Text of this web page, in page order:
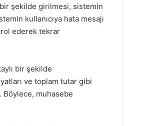
şekilde girilmesi, sistemin
kullanıcıya hata mesajı
ederek tekrar
bir şekilde
ve toplam tutar gibi
Böylece, muhasebe